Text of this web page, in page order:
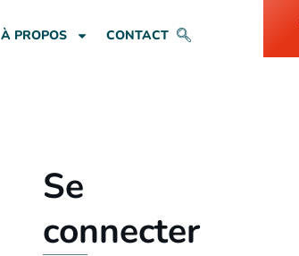
À PROPOS CONTACT
Se
connecter